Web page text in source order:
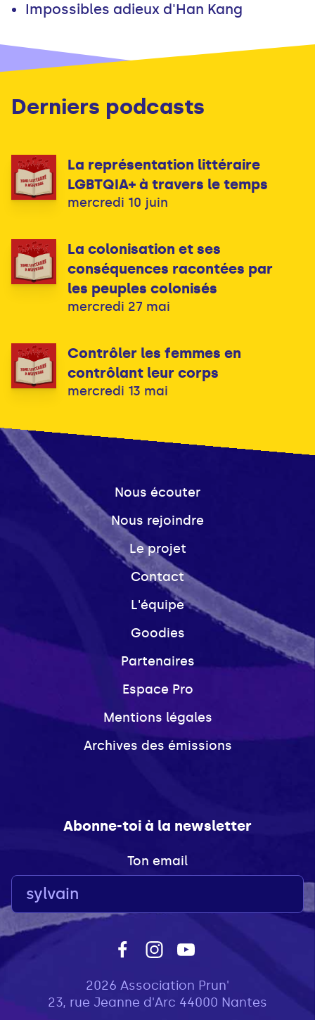
Impossibles adieux d'Han Kang
Derniers podcasts
La représentation littéraire
LGBTQIA+ à travers le temps
mercredi 10 juin
La colonisation et ses
conséquences racontées par
les peuples colonisés
mercredi 27 mai
Contrôler les femmes en
contrôlant leur corps
mercredi 13 mai
Nous écouter
Nous rejoindre
Le projet
Contact
L'équipe
Goodies
Partenaires
Espace Pro
Mentions légales
Archives des émissions
Abonne-toi à la newsletter
Ton email
2026 Association Prun'
23, rue Jeanne d'Arc 44000 Nantes